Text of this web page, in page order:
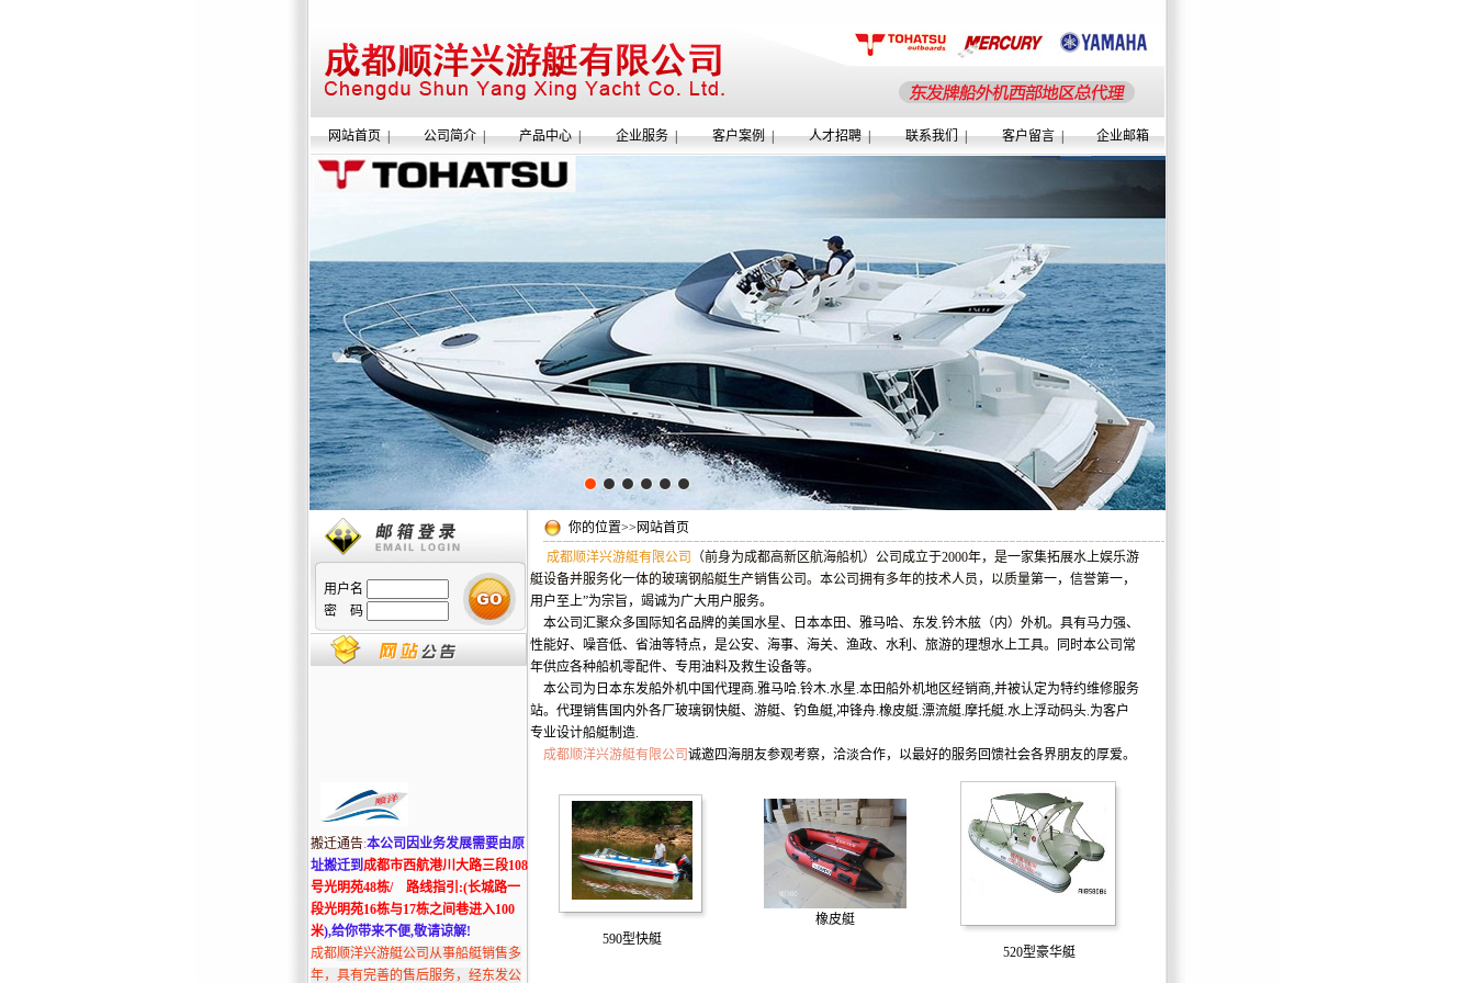
网站首页| 公司简介| 产品中心| 企业服务| 客户案例| 人才招聘| 联系我们| 客户留言| 企业邮箱
用户名
密 码
搬迁通告
本公司因业务发展需要由原
址搬迁到 成都市西航港川大路三段108
号光明苑48栋/ 路线指引:(长城路一
段光明苑16栋与17栋之间巷进入100
米
给你带来不便,敬请谅解!
成都 顺洋兴游艇公司从事船艇销售多
年，具有完善的售后服务，经东发公
你的位置>>网站首页
成都顺洋兴游艇有限公司
（前身为成都高新区航海船机）公司成立于2000年，是一家集拓展水上娱乐游
艇设备并服务化一体的玻璃钢船艇生产销售公司。本公司拥有多年的技术人员，以质量第一，信誉第一，
用户至上”为宗旨，竭诚为广大用户服务。
本公司汇聚众多国际知名品牌的美国水星、日本本田、雅马哈、东发.钤木舷（内）外机。具有马力强、
性能好、噪音低、省油等特点，是公安、海事、海关、渔政、水利、旅游的理想水上工具。同时本公司常
年供应各种船机零配件、专用油料及救生设备等。
本公司为日本东发船外机中国代理商.雅马哈.铃木.水星.本田船外机地区经销商,并被认定为特约维修服务
站。代理销售国内外各厂玻璃钢快艇、游艇、钓鱼艇,冲锋舟.橡皮艇.漂流艇.摩托艇.水上浮动码头.为客户
专业设计船艇制造.
成都顺洋兴游艇有限公司 诚邀四海朋友参观考察，洽淡合作，以最好的服务回馈社会各界朋友的厚爱。
590型快艇
橡皮艇
520型豪华艇